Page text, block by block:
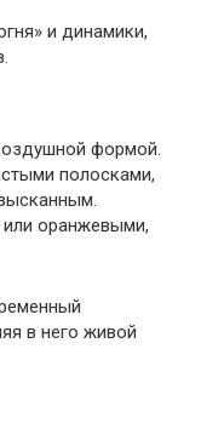
и динамики,
формой.
полосками,
оранжевыми,
в него живой